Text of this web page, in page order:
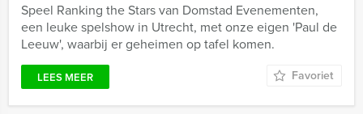
Speel Ranking the Stars van Domstad Evenementen,
een leuke spelshow in Utrecht, met onze eigen 'Paul de
Leeuw', waarbij er geheimen op tafel komen.
LEES MEER Favoriet